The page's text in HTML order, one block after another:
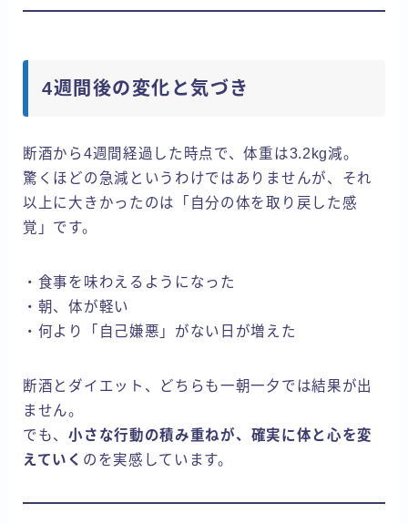
4週間後の変化と気づき
断酒から4週間経過した時点で、体重は3.2kg減。
驚くほどの急減というわけではありませんが、それ
以上に大きかったのは「自分の体を取り戻した感
覚」です。
・食事を味わえるようになった
・朝、体が軽い
・何より「自己嫌悪」がない日が増えた
断酒とダイエット、どちらも一朝一夕では結果が出
ません。
でも、小さな行動の積み重ねが、確実に体と心を変
えていく のを実感しています。